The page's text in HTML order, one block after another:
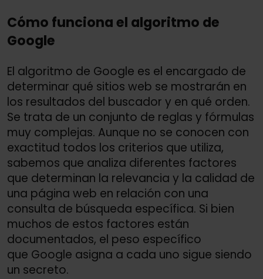
Cómo funciona el algoritmo de
Google
El algoritmo de Google es el encargado de
determinar qué sitios web se mostrarán en
los resultados del buscador y en qué orden.
Se trata de un conjunto de reglas y fórmulas
muy complejas. Aunque no se conocen con
exactitud todos los criterios que utiliza,
sabemos que analiza diferentes factores
que determinan la relevancia y la calidad de
una página web en relación con una
consulta de búsqueda específica. Si bien
muchos de estos factores están
documentados, el peso específico
que Google asigna a cada uno sigue siendo
un secreto.